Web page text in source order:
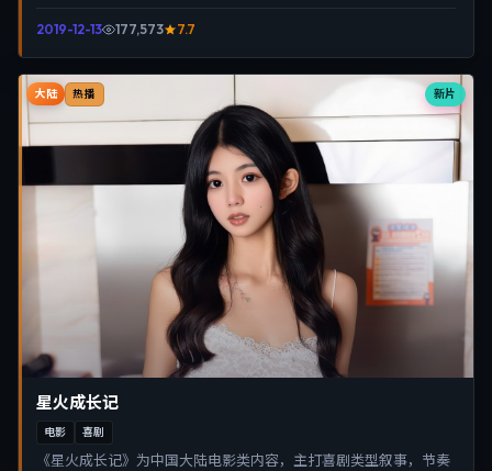
2019-12-13 177,573 7.7
新片
大陆 热播
星火成长记
电影 喜剧
《星火成长记》为中国大陆电影类内容，主打喜剧类型叙事，节奏